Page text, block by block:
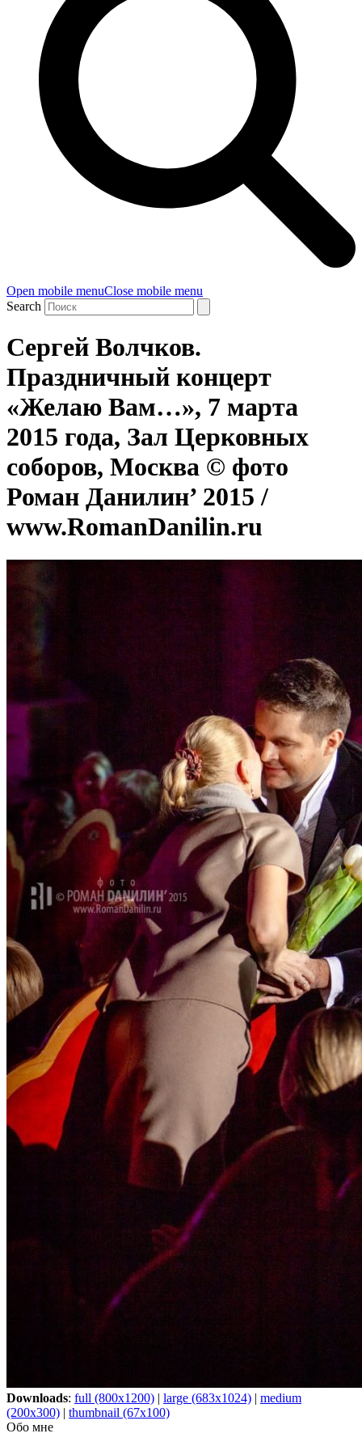
Open mobile menuClose mobile menu
Search
Сергей Волчков.
Праздничный концерт
«Желаю Вам…», 7 марта
2015 года, Зал Церковных
соборов, Москва © фото
Роман Данилин’ 2015 /
www.RomanDanilin.ru
Downloads: full (800x1200) | large (683x1024) | medium
(200x300) | thumbnail (67x100)
Обо мне